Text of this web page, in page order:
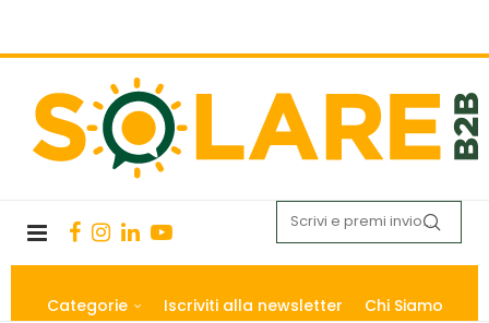
Categorie Iscriviti alla newsletter Chi Siamo